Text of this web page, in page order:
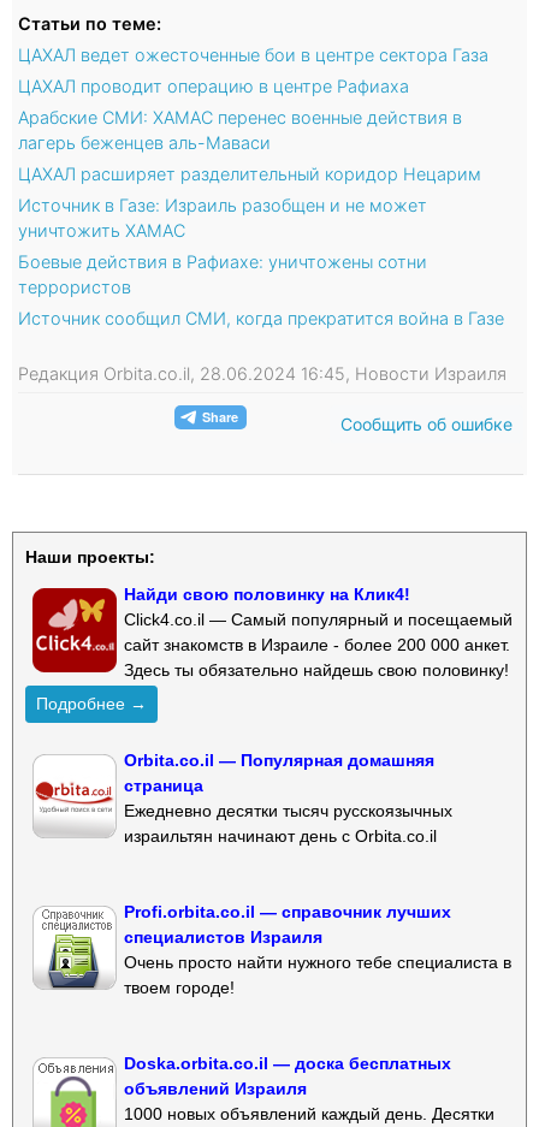
Статьи по теме:
ЦАХАЛ ведет ожесточенные бои в центре сектора Газа
ЦАХАЛ проводит операцию в центре Рафиаха
Арабские СМИ: ХАМАС перенес военные действия в
лагерь беженцев аль-Маваси
ЦАХАЛ расширяет разделительный коридор Нецарим
Источник в Газе: Израиль разобщен и не может
уничтожить ХАМАС
Боевые действия в Рафиахе: уничтожены сотни
террористов
Источник сообщил СМИ, когда прекратится война в Газе
Редакция Orbita.co.il, 28.06.2024 16:45, Новости Израиля
Сообщить об ошибке
Наши проекты:
Найди свою половинку на Клик4!
Click4.co.il — Самый популярный и посещаемый
сайт знакомств в Израиле - более 200 000 анкет.
Здесь ты обязательно найдешь свою половинку!
Подробнее →
Orbita.co.il — Популярная домашняя
страница
Ежедневно десятки тысяч русскоязычных
израильтян начинают день с Orbita.co.il
Profi.orbita.co.il — справочник лучших
специалистов Израиля
Очень просто найти нужного тебе специалиста в
твоем городе!
Doska.orbita.co.il — доска бесплатных
объявлений Израиля
1000 новых объявлений каждый день. Десятки